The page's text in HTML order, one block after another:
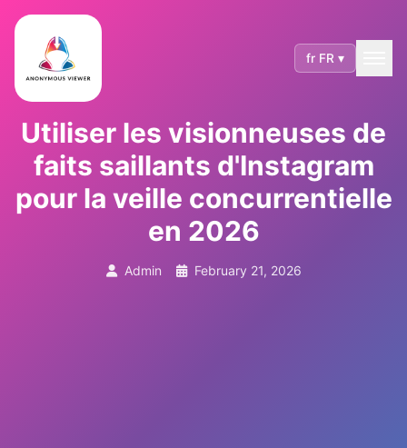
fr FR ▾
Utiliser les visionneuses de
faits saillants d'Instagram
pour la veille concurrentielle
en 2026
Admin February 21, 2026